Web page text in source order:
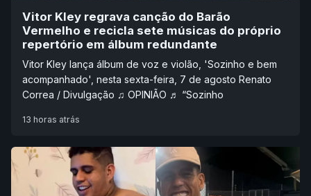
Vitor Kley regrava canção do Barão
Vermelho e recicla sete músicas do próprio
repertório em álbum redundante
Vitor Kley lança álbum de voz e violão, 'Sozinho e bem
acompanhado', nesta sexta-feira, 7 de agosto Renato
Correa / Divulgação ♫ OPINIÃO ♬ “Sozinho
13 horas atrás